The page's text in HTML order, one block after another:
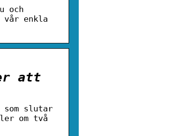
och
vår enkla
att
som slutar
om två